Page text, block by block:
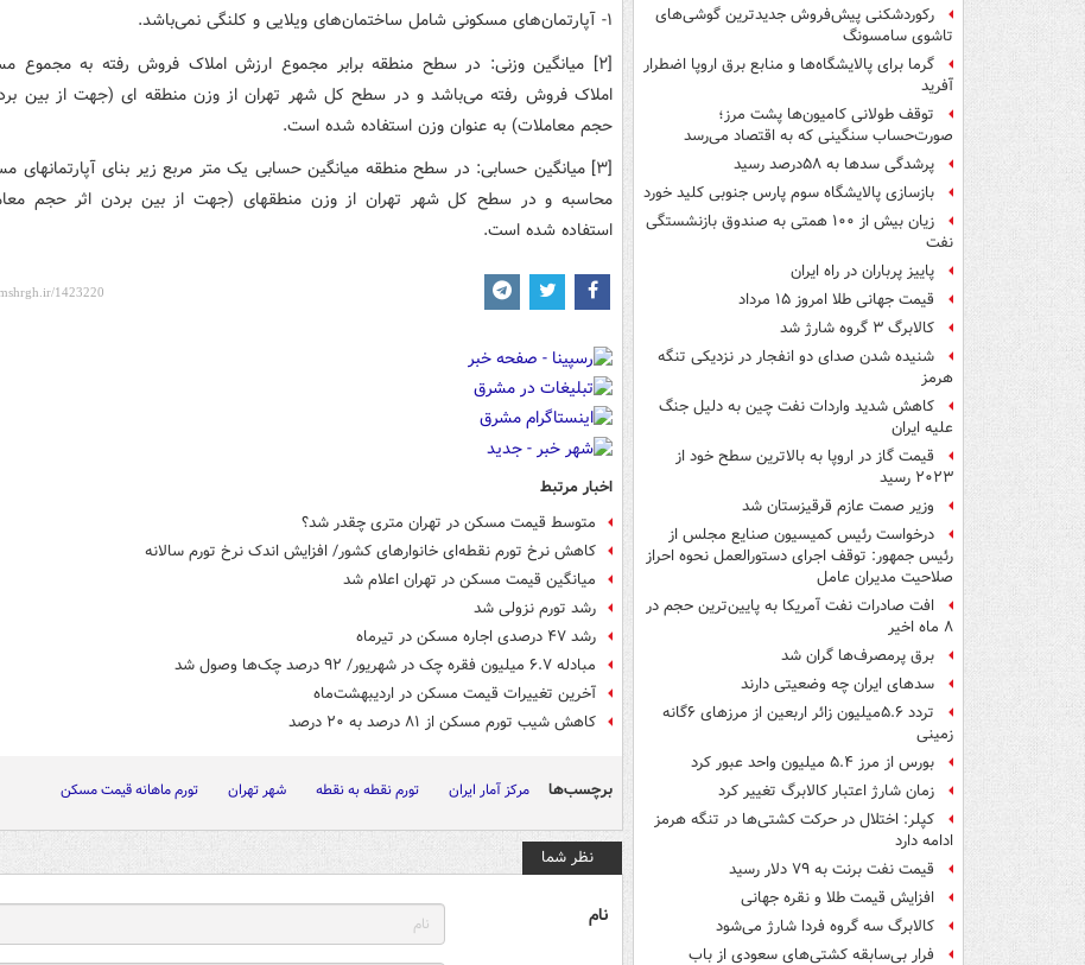
رکوردشکنی پیش‌فروش جدیدترین گوشی‌های
تاشوی سامسونگ
گرما برای پالایشگاه‌ها و منابع برق اروپا اضطرار
آفرید
توقف طولانی کامیون‌ها پشت مرز؛
صورت‌حساب سنگینی که به اقتصاد می‌رسد
پرشدگی سدها به ۵۸درصد رسید
بازسازی پالایشگاه سوم پارس جنوبی کلید خورد
زیان بیش از ۱۰۰ همتی به صندوق‌ بازنشستگی
نفت
پاییز پرباران در راه ایران
قیمت جهانی طلا امروز ۱۵ مرداد
کالابرگ ۳ گروه شارژ شد
شنیده شدن صدای دو انفجار در نزدیکی تنگه
هرمز
کاهش شدید واردات نفت چین به دلیل جنگ
علیه ایران
قیمت گاز در اروپا به بالاترین سطح خود از
۲۰۲۳ رسید
وزیر صمت عازم قرقیزستان شد
درخواست رئیس کمیسیون صنایع مجلس از
رئیس جمهور: توقف اجرای دستورالعمل نحوه احراز
صلاحیت مدیران عامل
افت صادرات نفت آمریکا به پایین‌ترین حجم در
۸ ماه اخیر
برق پرمصرف‌ها گران شد
سدهای ایران چه وضعیتی دارند
تردد ۵.۶میلیون زائر اربعین از مرزهای ۶گانه
زمینی
بورس از مرز ۵.۴ میلیون واحد عبور کرد
زمان شارژ اعتبار کالابرگ تغییر کرد
کپلر: اختلال در حرکت کشتی‌ها در تنگه هرمز
ادامه دارد
قیمت نفت برنت به ۷۹ دلار رسید
افزایش قیمت طلا و نقره جهانی
کالابرگ سه گروه فردا شارژ می‌شود
فرار بی‌سابقه کشتی‌های سعودی از باب
١- آپارتمان‌های مسکونی شامل ساختما­ن­‌های ویلایی و کلنگی نمی­‌باشد.
[٢] میانگین وزنی: در سطح منطقه برابر مجموع ارزش املاک فروش رفته به مجموع
املاک فروش رفته می‌باشد و در سطح کل شهر تهران از وزن منطقه­ ای (جهت از بین
حجم معاملات) به عنوان وزن استفاده شده است.
[٣] میانگین حسابی: در سطح منطقه میانگین حسابی یک متر مربع زیر بنای آپارتمان­های
محاسبه و در سطح کل شهر تهران از وزن منطقه­ای (جهت از بین بردن اثر حجم
استفاده شده است.
اخبار مرتبط
متوسط قیمت مسکن در تهران متری چقدر شد؟
کاهش نرخ تورم نقطه‌ای خانوارهای کشور/ افزایش اندک نرخ تورم سالانه
میانگین قیمت مسکن در تهران اعلام شد
رشد تورم نزولی شد
رشد ۴۷ درصدی اجاره مسکن در تیرماه
مبادله ۶.۷ میلیون فقره چک در شهریور/ ۹۲ درصد چک‌ها وصول شد
آخرین تغییرات قیمت مسکن در اردیبهشت‌ماه
کاهش شیب تورم مسکن از ۸۱ درصد به ۲۰ درصد
برچسب‌ها مرکز آمار ایران تورم نقطه به نقطه شهر تهران تورم ماهانه قیمت مسکن
نظر شما
نام